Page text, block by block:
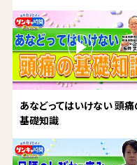
あなどってはいけない 頭痛
基礎知識